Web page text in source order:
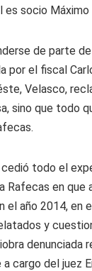
es socio Máximo
de parte
por el fiscal
Velasco,
sino que todo
todo el
Rafecas en que
el año 2014, en
y
denunciada
cargo del juez